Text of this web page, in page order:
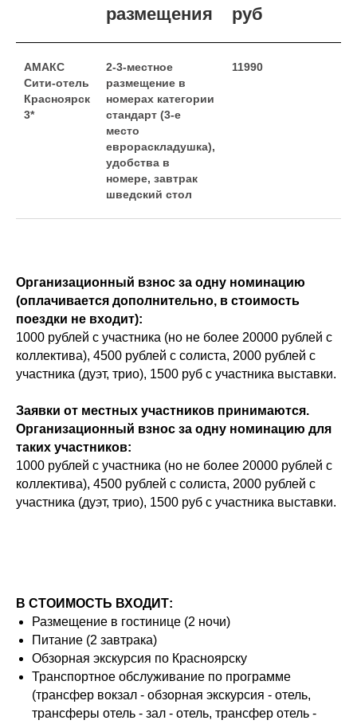
размещения
руб
АМАКС
Сити-отель
Красноярск
3*
2-3-местное
размещение в
номерах категории
стандарт (3-е
место
еврораскладушка),
удобства в
номере, завтрак
шведский стол
11990
Организационный взнос за одну номинацию
(оплачивается дополнительно, в стоимость
поездки не входит):
1000 рублей с участника (но не более 20000 рублей с
коллектива), 4500 рублей с солиста, 2000 рублей с
участника (дуэт, трио), 1500 руб с участника выставки.
Заявки от местных участников принимаются.
Организационный взнос за одну номинацию для
таких участников:
1000 рублей с участника (но не более 20000 рублей с
коллектива), 4500 рублей с солиста, 2000 рублей с
участника (дуэт, трио), 1500 руб с участника выставки.
В СТОИМОСТЬ ВХОДИТ:
Размещение в гостинице (2 ночи)
Питание (2 завтрака)
Обзорная экскурсия по Красноярску
Транспортное обслуживание по программе
(трансфер вокзал - обзорная экскурсия - отель,
трансферы отель - зал - отель, трансфер отель -